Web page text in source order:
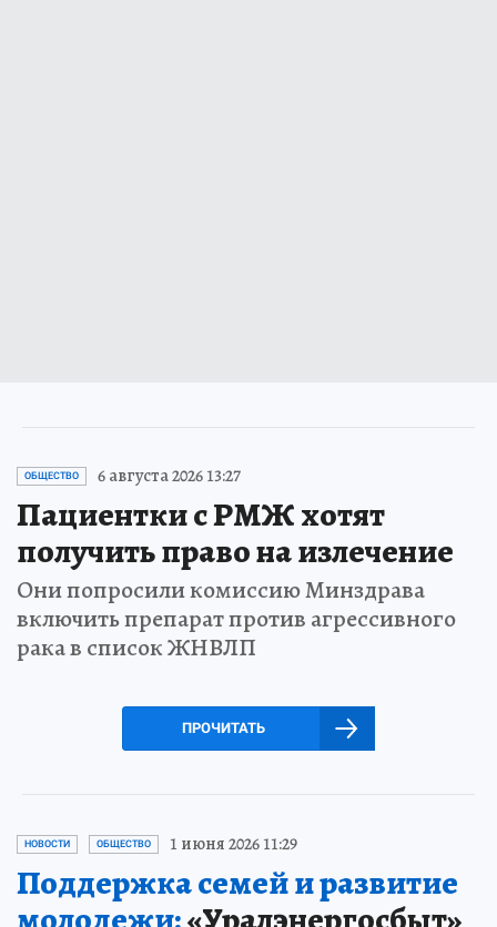
ОБЩЕСТВО 6 августа 2026 13:27
Пациентки с РМЖ хотят
получить право на излечение
Они попросили комиссию Минздрава
включить препарат против агрессивного
рака в список ЖНВЛП
ПРОЧИТАТЬ
НОВОСТИ ОБЩЕСТВО 1 июня 2026 11:29
Поддержка семей и развитие